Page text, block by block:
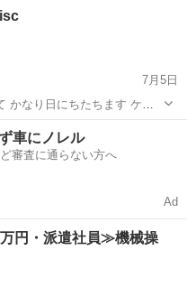
室などで手軽にD...
7月5日
かなり日にちたちます ケー
ャンク扱いで お願いします
ーヤー、レコーダー
車にノレル
審査に通らない方へ
Ad
円・派遣社員≫機械操